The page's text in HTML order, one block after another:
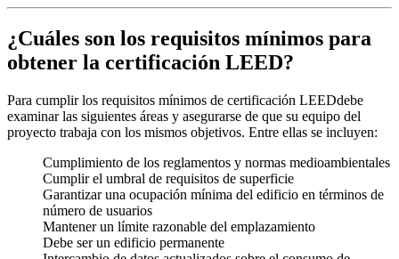
¿Cuáles son los requisitos mínimos para
obtener la certificación LEED?
Para cumplir los requisitos mínimos de certificación LEEDdebe
examinar las siguientes áreas y asegurarse de que su equipo del
proyecto trabaja con los mismos objetivos. Entre ellas se incluyen:
Cumplimiento de los reglamentos y normas medioambientales
Cumplir el umbral de requisitos de superficie
Garantizar una ocupación mínima del edificio en términos de
número de usuarios
Mantener un límite razonable del emplazamiento
Debe ser un edificio permanente